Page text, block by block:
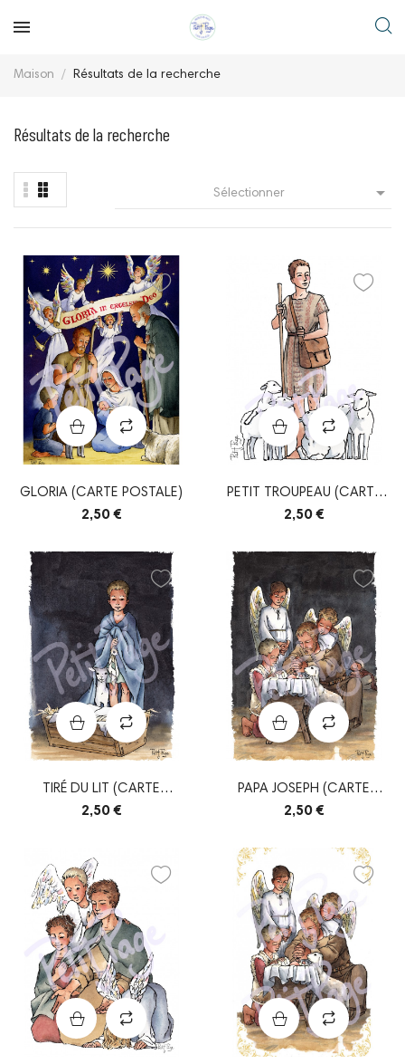
Maison Résultats de la recherche
Résultats de la recherche
Sélectionner 
GLORIA (CARTE POSTALE)
2,50 €
PETIT TROUPEAU (CARTE
POSTALE SIMPLE)
2,50 €
TIRÉ DU LIT (CARTE
POSTALE SIMPLE)
2,50 €
PAPA JOSEPH (CARTE
POSTALE SIMPLE)
2,50 €